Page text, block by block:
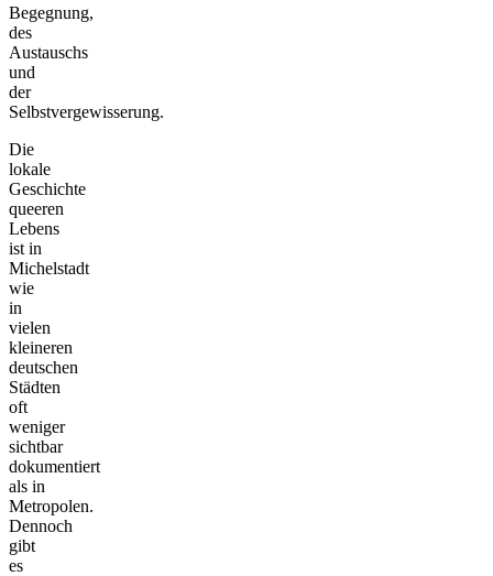
Begegnung,
des
Austauschs
und
der
Selbstvergewisserung.
Die
lokale
Geschichte
queeren
Lebens
ist in
Michelstadt
wie
in
vielen
kleineren
deutschen
Städten
oft
weniger
sichtbar
dokumentiert
als in
Metropolen.
Dennoch
gibt
es